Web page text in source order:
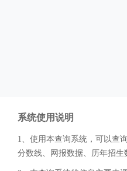
系统使用说明
1、使用本查询系统，可以查
分数线、网报数据、历年招生